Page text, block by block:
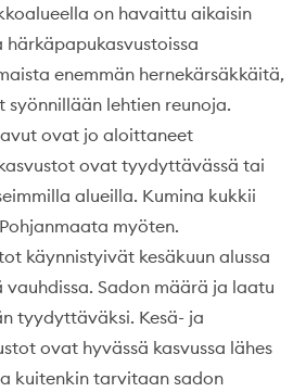
on havaittu aikaisin
härkäpapukasvustoissa
enemmän hernekärsäkkäitä,
lehtien reunoja.
ovat jo aloittaneet
ovat tyydyttävässä tai
alueilla. Kumina kukkii
myöten.
käynnistyivät kesäkuun alussa
Sadon määrä ja laatu
tyydyttäväksi. Kesä- ja
ovat hyvässä kasvussa lähes
kuitenkin tarvitaan sadon